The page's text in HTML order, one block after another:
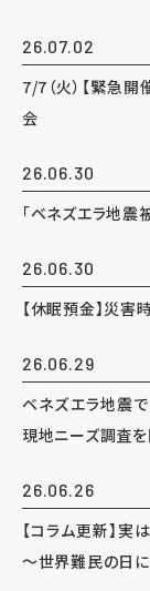
26.07.02
7/7（火）【緊急
会
26.06.30
「ベネズエラ地震
26.06.30
【休眠預金】災害
26.06.29
ベネズエラ地震
現地ニーズ調査
26.06.26
【コラム更新】
～世界難民の日